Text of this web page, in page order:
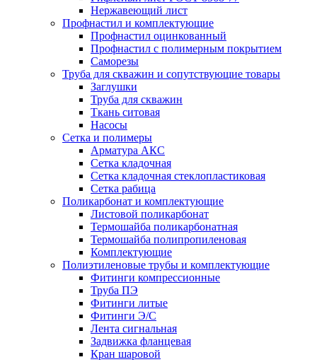
Нержавеющий лист
Профнастил и комплектующие
Профнастил оцинкованный
Профнастил с полимерным покрытием
Саморезы
Труба для скважин и сопутствующие товары
Заглушки
Труба для скважин
Ткань ситовая
Насосы
Сетка и полимеры
Арматура АКС
Сетка кладочная
Сетка кладочная стеклопластиковая
Сетка рабица
Поликарбонат и комплектующие
Листовой поликарбонат
Термошайба поликарбонатная
Термошайба полипропиленовая
Комплектующие
Полиэтиленовые трубы и комплектующие
Фитинги компрессионные
Труба ПЭ
Фитинги литые
Фитинги Э/С
Лента сигнальная
Задвижка фланцевая
Кран шаровой